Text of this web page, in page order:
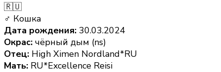
🇷🇺
♂ Кошка
Дата рождения: 30.03.2024
Окрас: чёрный дым (ns)
Отец: High Ximen Nordland*RU
Мать: RU*Excellence Reisi